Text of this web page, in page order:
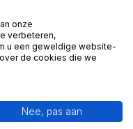
olifanten(2)
(11)
dit
onze
verbeteren,
u een geweldige website-
de cookies die we
Nee, pas aan